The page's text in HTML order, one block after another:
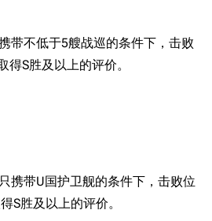
带不低于5艘战巡的条件下，击败
得S胜及以上的评价。
携带U国护卫舰的条件下，击败位
S胜及以上的评价。